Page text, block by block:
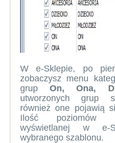
W e-Sklepie, po
zobaczysz menu
grupOn, Ona,
utworzonych grup
również one pojawią
Ilość poziomów
wyświetlanej w e-
wybranego szablonu.